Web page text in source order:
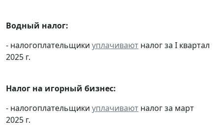
Водный налог:
- налогоплательщики уплачивают налог за I квартал
2025 г.
Налог на игорный бизнес:
- налогоплательщики уплачивают налог за март
2025 г.